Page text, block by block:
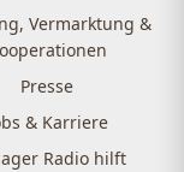
Vermarktung &
Presse
& Karriere
Radio hilft